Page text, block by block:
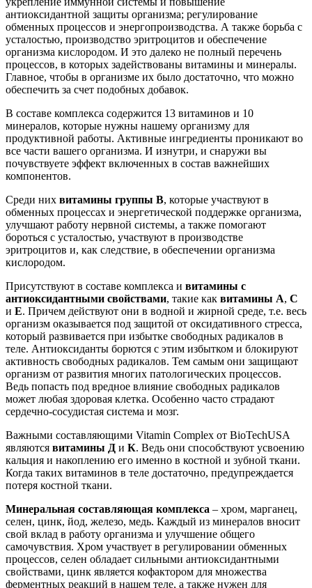
антиоксидантной защиты организма; регулирование
обменных процессов и энергопроизводства. А также борьба с
усталостью, производство эритроцитов и обеспечение
организма кислородом. И это далеко не полный перечень
процессов, в которых задействованы витамины и минералы.
Главное, чтобы в организме их было достаточно, что можно
обеспечить за счет подобных добавок.
В составе комплекса содержится 13 витаминов и 10
минералов, которые нужны нашему организму для
продуктивной работы. Активные ингредиенты проникают во
все части вашего организма. И изнутри, и снаружи вы
почувствуете эффект включенных в состав важнейших
компонентов.
Среди них витамины группы В, которые участвуют в
обменных процессах и энергетической поддержке организма,
улучшают работу нервной системы, а также помогают
бороться с усталостью, участвуют в производстве
эритроцитов и, как следствие, в обеспечении организма
кислородом.
Присутствуют в составе комплекса и витамины с
антиоксидантными свойствами, такие как витамины А, С
и Е. Причем действуют они в водной и жирной среде, т.е. весь
организм оказывается под защитой от оксидативного стресса,
который развивается при избытке свободных радикалов в
теле. Антиоксиданты борются с этим избытком и блокируют
активность свободных радикалов. Тем самым они защищают
организм от развития многих патологических процессов.
Ведь попасть под вредное влияние свободных радикалов
может любая здоровая клетка. Особенно часто страдают
сердечно-сосудистая система и мозг.
Важными составляющими Vitamin Complex от BioTechUSA
являются витамины Д и К. Ведь они способствуют усвоению
кальция и накоплению его именно в костной и зубной ткани.
Когда таких витаминов в теле достаточно, предупреждается
потеря костной ткани.
Минеральная составляющая комплекса – хром, марганец,
селен, цинк, йод, железо, медь. Каждый из минералов вносит
свой вклад в работу организма и улучшение общего
самочувствия. Хром участвует в регулировании обменных
процессов, селен обладает сильными антиоксидантными
свойствами, цинк является кофактором для множества
ферментных реакций в нашем теле, а также нужен для